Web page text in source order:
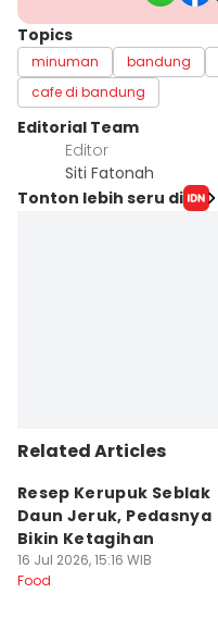
Topics
minuman bandung
cafe di bandung
Editorial Team
Editor
Siti Fatonah
Tonton lebih seru di
Related Articles
Resep Kerupuk Seblak
Daun Jeruk, Pedasnya
Bikin Ketagihan
16 Jul 2026, 15:16 WIB
Food